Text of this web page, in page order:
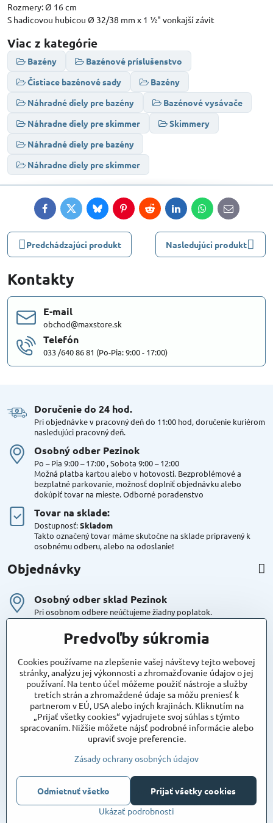
Rozmery: Ø 16 cm
S hadicovou hubicou Ø 32/38 mm x 1 ½" vonkajší závit
Viac z kategórie
Bazény
Bazénové príslušenstvo
Čistiace bazénové sady
Bazény
Náhradné diely pre bazény
Bazénové vysávače
Náhradne diely pre skimmer
Skimmery
Náhradné diely pre bazény
Náhradne diely pre skimmer
FacebookTwitterBlueskyPinterestRedditLinkedInWhatsApp
E-
mail
Predchádzajúci produkt Nasledujúci produkt
Kontakty
E-mail
obchod@maxstore.sk
Telefón
033 /640 86 81 (Po-Pia: 9:00 - 17:00)
Doručenie do 24 hod​.
Pri objednávke v pracovný deň do 11:00 hod, doručenie kuriérom
nasledujúci pracovný deň.
Osobný odber Pezinok
Po – Pia 9:00 – 17:00 , Sobota 9:00 – 12:00
Možná platba kartou alebo v hotovosti. Bezproblémové a
bezplatné parkovanie, možnosť doplniť objednávku alebo
dokúpiť tovar na mieste. Odborné poradenstvo
Tovar na sklade:
Dostupnosť:Skladom
Takto označený tovar máme skutočne na sklade pripravený k
osobnému odberu, alebo na odoslanie!
Objednávky
Osobný odber sklad Pezinok
Pri osobnom odbere neúčtujeme žiadny poplatok.
Kuriér DPD , Geis
Cena za dopravu:
Maxstore
Bratislavská 79
Areál Satina
90201 Pezinok
vjazd do areálu z Bratislavskej ulice
Súradnice pre GPS:
48°16'48.83"N, 17°15'39.45"E
©
Copyright
Predvoľby súkromiaZásady ochrany osobných údajov
Vytvorené pomocou:BiznisWeb.sk
Predvoľby súkromia
Cookies používame na zlepšenie vašej návštevy tejto webovej
stránky, analýzu jej výkonnosti a zhromažďovanie údajov o jej
používaní. Na tento účel môžeme použiť nástroje a služby
tretích strán a zhromaždené údaje sa môžu preniesť k
partnerom v EÚ, USA alebo iných krajinách. Kliknutím na
„Prijať všetky cookies“ vyjadrujete svoj súhlas s týmto
spracovaním. Nižšie môžete nájsť podrobné informácie alebo
upraviť svoje preferencie.
Zásady ochrany osobných údajov
Ukázať podrobnosti
Prijať všetky cookies
Odmietnuť všetko